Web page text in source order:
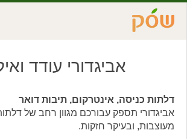
אביגדורי עודד
דלתות כניסה, אינטרקום, תיבות דואר
אביגדורי תספק עבורכם מגוון רחב של
מעוצבות, ובעיקר חזקות.